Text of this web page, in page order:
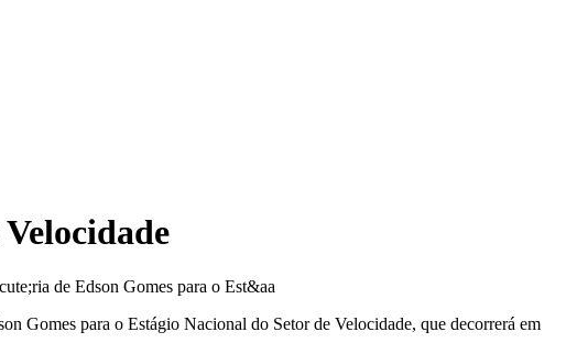
de Edson Gomes para o Est&aa
Gomes para o Estágio Nacional do Setor de Velocidade, que decorrerá em